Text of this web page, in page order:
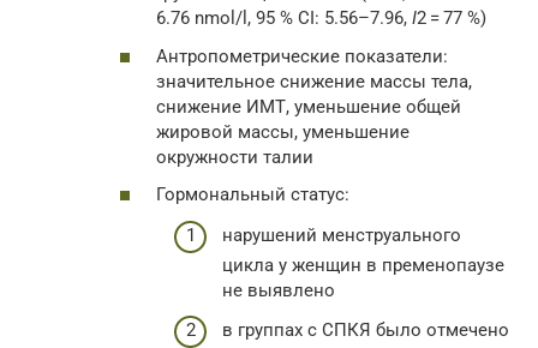
6.76 nmol/l, 95 % CI: 5.56–7.96, I2 = 77 %)
Антропометрические показатели:
значительное снижение массы тела,
снижение ИМТ, уменьшение общей
жировой массы, уменьшение
окружности талии
Гормональный статус:
нарушений менструального
цикла у женщин в пременопаузе
не выявлено
в группах с СПКЯ было отмечено